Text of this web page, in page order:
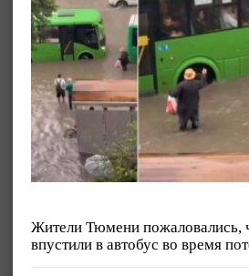
Жители Тюмени пожаловались,
впустили в автобус во время